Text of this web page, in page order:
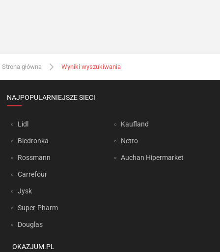
Strona główna Wyniki wyszukiwania
NAJPOPULARNIEJSZE SIECI
Lidl
Biedronka
Rossmann
Carrefour
Jysk
Super-Pharm
Douglas
Kaufland
Netto
Auchan Hipermarket
OKAZJUM.PL